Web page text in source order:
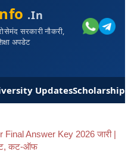
.in
सरकारी नौकरी,
अपडेट
UpdatesScholarships
Answer Key 2026 जारी |
कट-ऑफ